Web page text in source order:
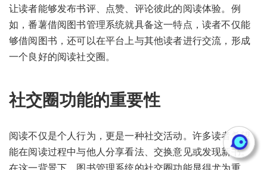
让读者能够发布书评、点赞、评论彼此的阅读体验。例
如，番薯借阅图书管理系统就具备这一特点，读者不仅能
够借阅图书，还可以在平台上与其他读者进行交流，形成
一个良好的阅读社交圈。
社交圈功能的重要性
阅读不仅是个人行为，更是一种社交活动。许多读者希望
能在阅读过程中与他人分享看法、交换意见或发现新书。